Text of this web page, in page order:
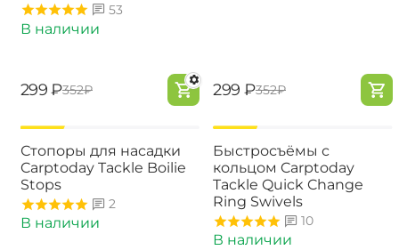
53
В наличии
‍299‍ ₽‍352‍₽ ‍299‍ ₽‍352‍₽
Стопоры для насадки
Carptoday Tackle Boilie
Stops
2
В наличии
Быстросъёмы с
кольцом Carptoday
Tackle Quick Change
Ring Swivels
10
В наличии